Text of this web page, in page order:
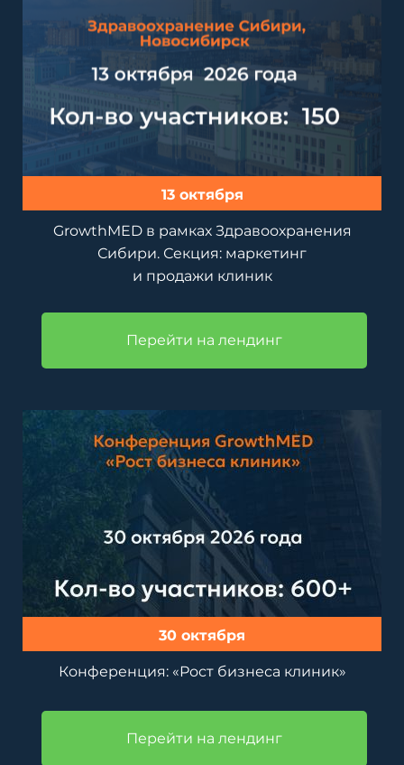
13 октября
GrowthMED в рамках Здравоохранения
Сибири. Секция: маркетинг
и продажи клиник
Перейти на лендинг
30 октября
Конференция: «Рост бизнеса клиник»
Перейти на лендинг